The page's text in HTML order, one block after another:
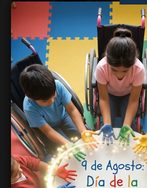
Educación llevará más de
a la Feria del Libro Jujuy
La Feria del Libro Jujuy 2026
impronta educativa con más de
impulsadas por el Ministerio de
la Provincia. Bajo el lema
la cartera educativa presentará,
14 de agosto, una programación
estudiantes, docentes,
distintos…